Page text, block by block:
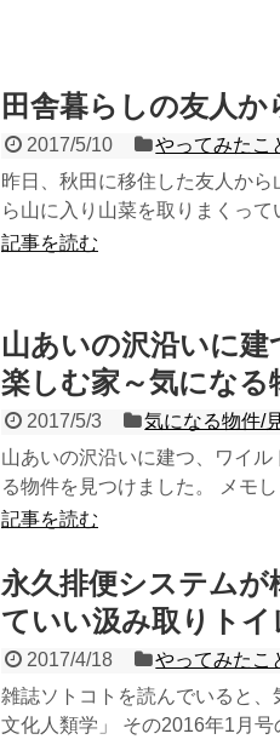
田舎暮らしの友人か
2017/5/10
やってみたこ
昨日、秋田に移住した友人か
ら山に入り山菜を取りまくっ
記事を読む
山あいの沢沿いに
楽しむ家～気になる
2017/5/3
気になる物件/
山あいの沢沿いに建つ、ワイ
る物件を見つけました。 メモ
記事を読む
永久排便システムが
ていい汲み取りトイ
2017/4/18 やってみたこ
雑誌ソトコトを読んでいると
文化人類学」 その2016年1月